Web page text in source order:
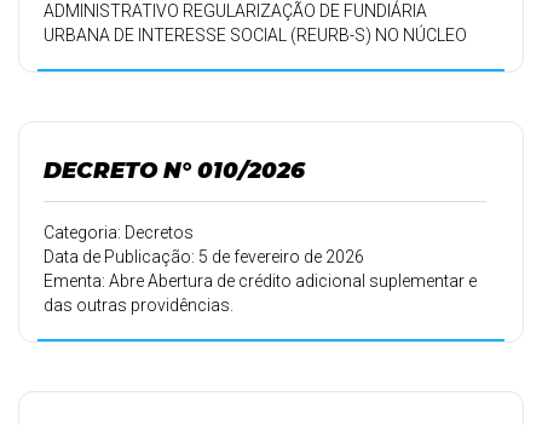
ADMINISTRATIVO REGULARIZAÇÃO DE FUNDIÁRIA
URBANA DE INTERESSE SOCIAL (REURB-S) NO NÚCLEO
DECRETO N° 010/2026
Categoria: Decretos
Data de Publicação: 5 de fevereiro de 2026
Ementa: Abre Abertura de crédito adicional suplementar e
das outras providências.